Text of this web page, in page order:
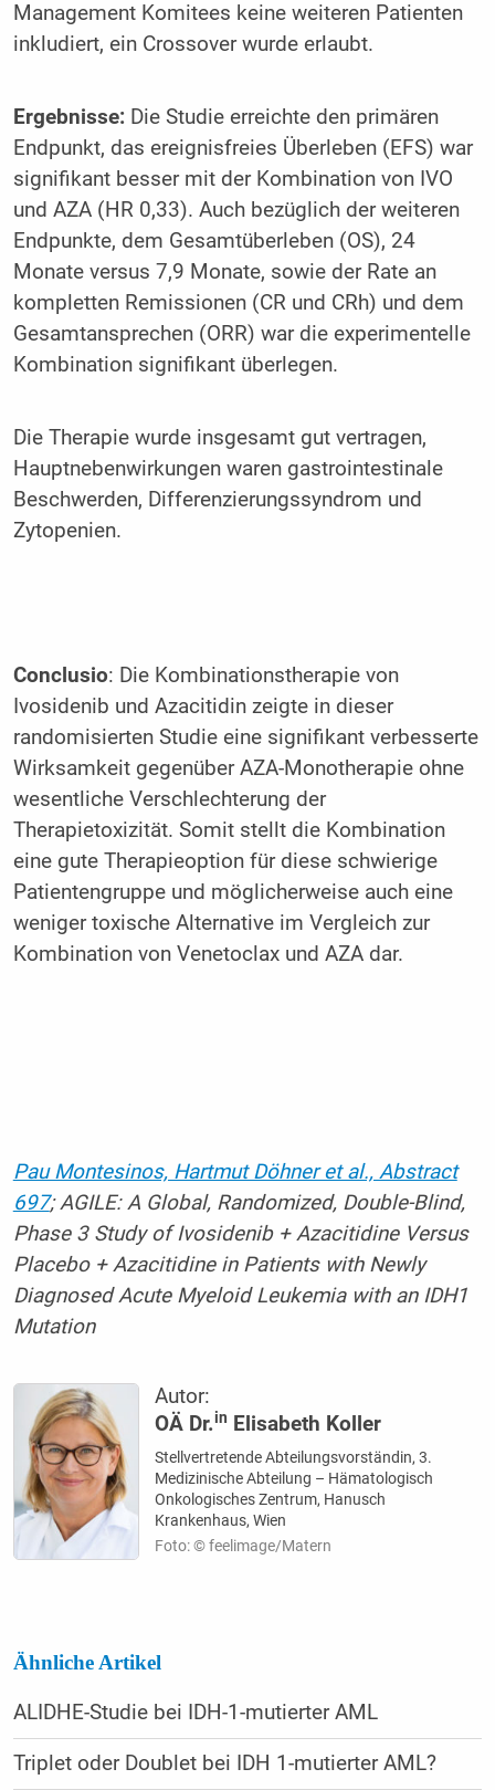
Management Komitees keine weiteren Patienten
inkludiert, ein Crossover wurde erlaubt.
Ergebnisse:Die Studie erreichte den primären
Endpunkt, das ereignisfreies Überleben (EFS) war
signifikant besser mit der Kombination von IVO
und AZA (HR 0,33). Auch bezüglich der weiteren
Endpunkte, dem Gesamtüberleben (OS), 24
Monate versus 7,9 Monate, sowie der Rate an
kompletten Remissionen (CR und CRh) und dem
Gesamtansprechen (ORR) war die experimentelle
Kombination signifikant überlegen.
Die Therapie wurde insgesamt gut vertragen,
Hauptnebenwirkungen waren gastrointestinale
Beschwerden, Differenzierungssyndrom und
Zytopenien.
Conclusio: Die Kombinationstherapie von
Ivosidenib und Azacitidin zeigte in dieser
randomisierten Studie eine signifikant verbesserte
Wirksamkeit gegenüber AZA-Monotherapie ohne
wesentliche Verschlechterung der
Therapietoxizität. Somit stellt die Kombination
eine gute Therapieoption für diese schwierige
Patientengruppe und möglicherweise auch eine
weniger toxische Alternative im Vergleich zur
Kombination von Venetoclax und AZA dar.
Pau Montesinos, Hartmut Döhner et al., Abstract
697; AGILE: A Global, Randomized, Double-Blind,
Phase 3 Study of Ivosidenib + Azacitidine Versus
Placebo + Azacitidine in Patients with Newly
Diagnosed Acute Myeloid Leukemia with an IDH1
Mutation
Autor:
OÄ Dr.in Elisabeth Koller
Stellvertretende Abteilungsvorständin, 3.
Medizinische Abteilung – Hämatologisch
Onkologisches Zentrum, Hanusch
Krankenhaus, Wien
Foto: © feelimage/Matern
Ähnliche Artikel
ALIDHE-Studie bei IDH-1-mutierter AML
Triplet oder Doublet bei IDH 1-mutierter AML?